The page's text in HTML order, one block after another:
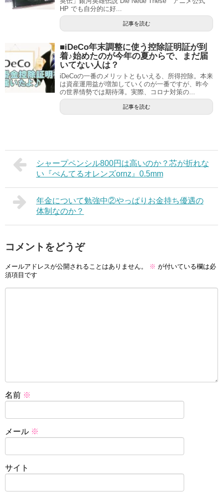
HP でも自分的に好...
記事を読む
■iDeCo年末調整に使う控除証明証が到
着♪始めたのが今年の夏からで、まだ届
いてない人は？
iDeCoの一番のメリットともいえる、所得控除。本来
は資産運用益が増加していくのが一番ですが、昨今
の世界情勢では期待薄。実際、コロナ対策の...
記事を読む
シャープペンシル800円は高いのか？芯が折れな
い『ぺんてるオレンズornz』0.5mm
年金について勉強中②やっぱりお金持ち優遇の
体制なのか？
コメントをどうぞ
メールアドレスが公開されることはありません。 ※ が付いている欄は必
須項目です
名前 ※
メール ※
サイト